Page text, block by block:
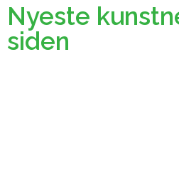
Nyeste
siden